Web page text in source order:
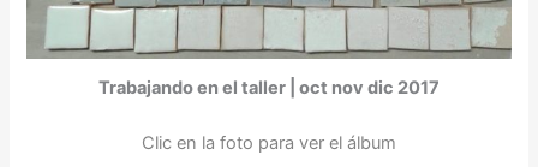
Trabajando en el taller | oct nov dic 2017
Clic en la foto para ver el álbum